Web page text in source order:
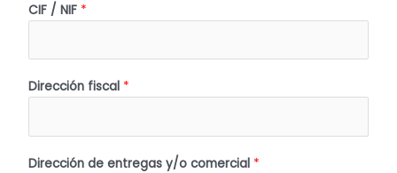
CIF / NIF *
Dirección fiscal *
Dirección de entregas y/o comercial *